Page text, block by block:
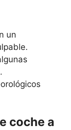
un
coche a